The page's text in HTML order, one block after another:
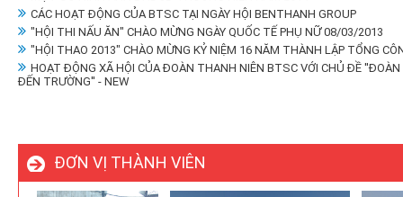
CÁC HOẠT ĐỘNG CỦA BTSC TẠI NGÀY HỘI BENTHANH GROUP
"HỘI THI NẤU ĂN" CHÀO MỪNG NGÀY QUỐC TẾ PHỤ NỮ 08/03/2013
"HỘI THAO 2013" CHÀO MỪNG KỶ NIỆM 16 NĂM THÀNH LẬP TỔNG
HOẠT ĐỘNG XÃ HỘI CỦA ĐOÀN THANH NIÊN BTSC VỚI CHỦ ĐỀ
ĐẾN TRƯỜNG'' - NEW
ĐƠN VỊ THÀNH VIÊN